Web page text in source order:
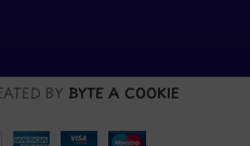
BY BYTE A COOKIE